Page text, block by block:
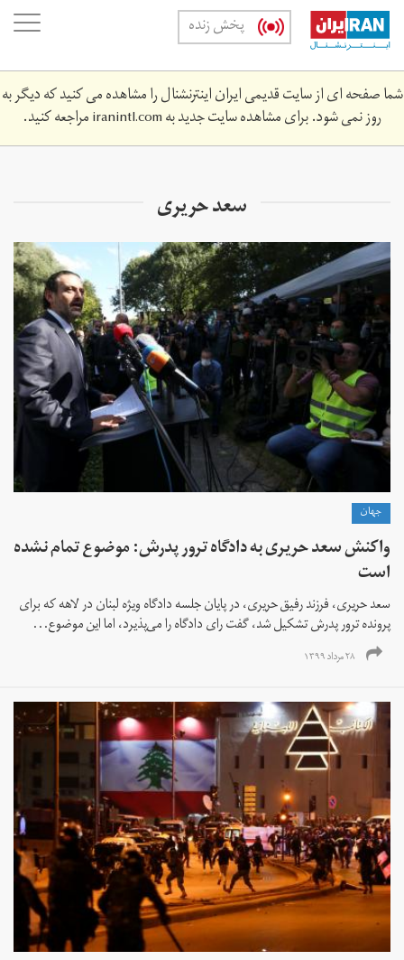
Skip
main
content
پخش زنده
شما صفحه ای از سایت قدیمی ایران اینترنشنال را مشاهده می کنید که دیگر به
روز نمی شود. برای مشاهده سایت جدید بهiranintl.comمراجعه کنید.
سعد حریری
جهان
واکنش سعد حریری به دادگاه ترور پدرش: موضوع تمام نشده
است
سعد حریری، فرزند رفیق حریری، در پایان جلسه دادگاه ویژه لبنان در لاهه که برای
پرونده ترور پدرش تشکیل شد، گفت رای دادگاه را می‌پذیرد، اما این موضوع...
۲۸ مرداد ۱۳۹۹